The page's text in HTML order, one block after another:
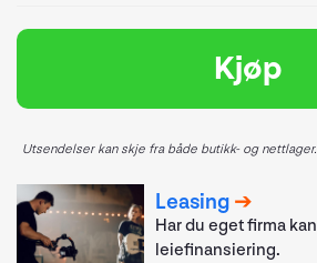
Kjøp
Utsendelser kan skje fra både butikk- og nettlager.
Leasing
Har du eget firma
leiefinansiering.